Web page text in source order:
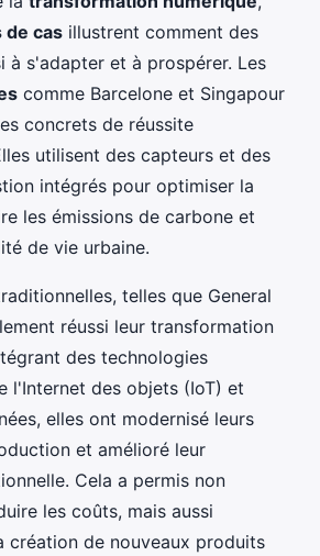
de cas illustrent comment des
à s'adapter et à prospérer. Les
comme Barcelone et Singapour
concrets de réussite
utilisent des capteurs et des
intégrés pour optimiser la
les émissions de carbone et
de vie urbaine.
telles que General
réussi leur transformation
des technologies
l'Internet des objets (IoT) et
elles ont modernisé leurs
et amélioré leur
Cela a permis non
les coûts, mais aussi
création de nouveaux produits